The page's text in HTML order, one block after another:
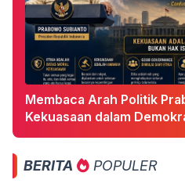
Membaca Arah Politik
Kekuasaan dalam
BERITA POPULER